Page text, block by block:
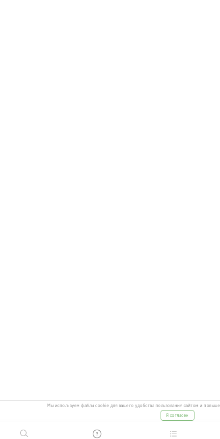
Мы используем файлы cookie для вашего удобства пользования сайтом и
Я согласен